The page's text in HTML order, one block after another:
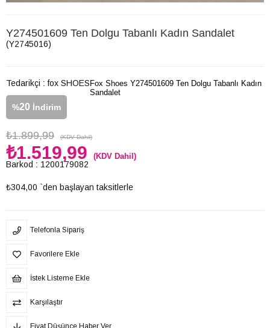
Y274501609 Ten Dolgu Tabanlı Kadın Sandalet
(Y2745016)
Tedarikçi : fox SHOES
%20 İndirim
₺1.899,99 (KDV Dahil)
₺1.519,99 (KDV Dahil)
Barkod : 1200179082
₺304,00 `den başlayan taksitlerle
Fox Shoes Y274501609 Ten Dolgu Tabanlı Kadın
Sandalet
Telefonla Sipariş
Favorilere Ekle
İstek Listeme Ekle
Karşılaştır
Fiyat Düşünce Haber Ver